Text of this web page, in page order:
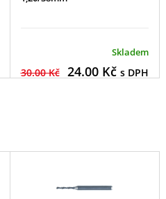
Skladem
30.00 Kč 24.00Kč s DPH